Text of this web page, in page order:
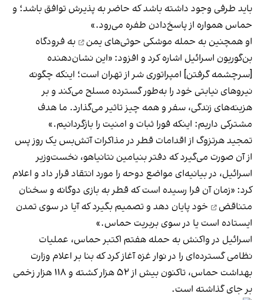
باید طرفی وجود داشته باشد که حاضر به پذیرش توافق باشد؛ و
حماس همواره از پاسخ‌دادن طفره می‌رود.»
او همچنین به حمله موشکی حوثی‌های یمن
به فرودگاه
بن‌گوریون اسرائیل اشاره کرد و افزود: «این نشان‌دهنده
[سرچشمه گرفتن] امپراتوری شر از تهران است؛ اینکه چگونه
نیروهای نیابتی خود را به‌طور گسترده مسلح می‌کند و بر
هزینه‌های زندگی، سفر و همه چیز تاثیر می‌گذارد. ما هدف
مشترکی داریم: اینکه فورا ثبات و امنیت را بازگردانیم.»
تمجید هرتزوگ از اقدامات قطر در مذاکرات آتش‌بس یک روز پس
از آن صورت می‌گیرد که دفتر بنیامین نتانیاهو، نخست‌وزیر
اسرائیل، در بیانیه‌ای مواضع دوحه را مورد انتقاد قرار داد و اعلام
کرد: «زمان آن فرا رسیده است که قطر به بازی دوگانه و سخنان
متناقض
خود پایان دهد و تصمیم بگیرد که آیا در سوی تمدن
ایستاده است یا در سوی بربریت حماس.»
اسرائیل در واکنش به حمله هفتم اکتبر حماس، عملیات
نظامی گسترده‌ای را در نوار غزه آغاز کرد که بنا بر اعلام وزارت
بهداشت حماس، تاکنون بیش از ۵۲ هزار کشته و ۱۱۸ هزار زخمی
بر جای گذاشته است.